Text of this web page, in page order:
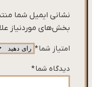
نشانی ایمیل شما
بخش‌های موردنیاز
امتیاز شما*
دیدگاه شما*